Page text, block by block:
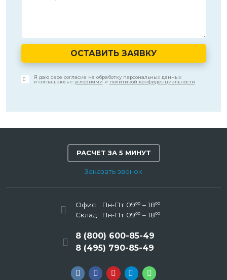
ОСТАВИТЬ ЗАЯВКУ
Я даю свое согласие на обработку персональных данных
и соглашаюсь с условиямии политикой конфиденциальности
РАСЧЕТ ЗА 5 МИНУТ
Заказать звонок
Офис Пн-Пт 0900– 1800
Склад Пн-Пт 0900– 1800
8 (800) 600-85-49
8 (495) 790-85-49